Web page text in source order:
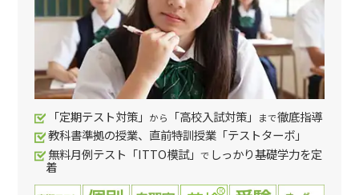
「定期テスト対策」 から 「高校入試対策」 まで徹底指導
教科書準拠の授業、直前特訓授業「テストターボ」
無料月例テスト「ITTO模試」 で しっかり基礎学力を定
着